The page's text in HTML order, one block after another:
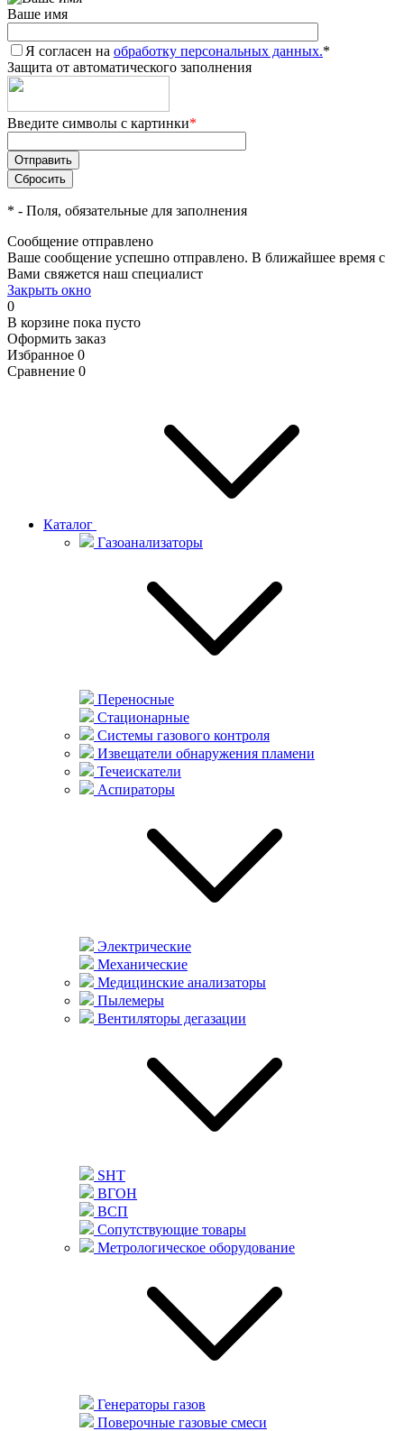
Ваше имя
Я согласен на обработку персональных данных.*
Защита от автоматического заполнения
Введите символы с картинки*
* - Поля, обязательные для заполнения
Сообщение отправлено
Ваше сообщение успешно отправлено. В ближайшее время с
Вами свяжется наш специалист
Закрыть окно
0
В корзине пока пусто
Оформить заказ
Избранное 0
Сравнение 0
Каталог
Газоанализаторы
Переносные
Стационарные
Системы газового контроля
Извещатели обнаружения пламени
Течеискатели
Аспираторы
Электрические
Механические
Медицинские анализаторы
Пылемеры
Вентиляторы дегазации
SHT
ВГОН
ВСП
Сопутствующие товары
Метрологическое оборудование
Генераторы газов
Поверочные газовые смеси